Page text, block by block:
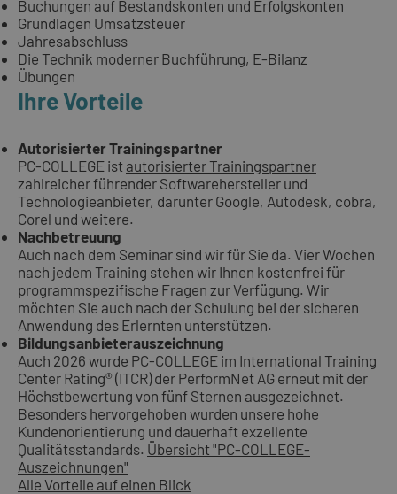
Buchungen auf Bestandskonten und Erfolgskonten
Grundlagen Umsatzsteuer
Jahresabschluss
Die Technik moderner Buchführung, E-Bilanz
Übungen
Ihre Vorteile
Autorisierter Trainingspartner
PC-COLLEGE ist autorisierter Trainingspartner
zahlreicher führender Softwarehersteller und
Technologieanbieter, darunter Google, Autodesk, cobra,
Corel und weitere.
Nachbetreuung
Auch nach dem Seminar sind wir für Sie da. Vier Wochen
nach jedem Training stehen wir Ihnen kostenfrei für
programmspezifische Fragen zur Verfügung. Wir
möchten Sie auch nach der Schulung bei der sicheren
Anwendung des Erlernten unterstützen.
Bildungsanbieterauszeichnung
Auch 2026 wurde PC-COLLEGE im International Training
Center Rating® (ITCR) der PerformNet AG erneut mit der
Höchstbewertung von fünf Sternen ausgezeichnet.
Besonders hervorgehoben wurden unsere hohe
Kundenorientierung und dauerhaft exzellente
Qualitätsstandards. Übersicht "PC-COLLEGE-
Auszeichnungen"
Alle Vorteile auf einen Blick